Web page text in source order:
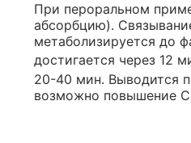
При пероральном
абсорбцию).
метаболизируется до
достигается через 12
20-40 мин. Выводится
возможно повышение C